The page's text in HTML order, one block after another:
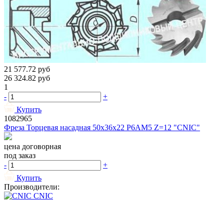
21 577.72 руб
26 324.82 руб
1
-
+
Купить
1082965
Фреза Торцевая насадная 50х36х22 Р6АМ5 Z=12 "CNIC"
цена договорная
под заказ
-
+
Купить
Производители:
CNIC